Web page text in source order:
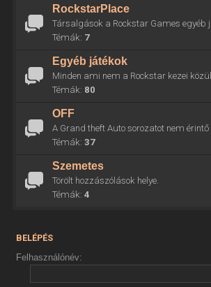
RockstarPlace
Társalgások a Rockstar Games egyéb
Témák: 7
Egyéb játékok
Minden ami nem a Rockstar kezei
Témák: 80
OFF
A Grand theft Auto sorozatot nem érintő
Témák: 37
Szemetes
Törölt hozzászólások helye.
Témák: 4
BELÉPÉS
Felhasználónév: